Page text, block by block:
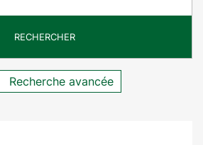
RECHERCHER
Recherche avancée